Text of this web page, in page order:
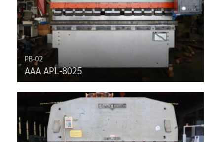
PB-02
AAA APL-8025